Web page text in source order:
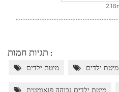
תגיות חמות :
מיטת ילדים מיטת ילדים
מיטת ילדים גבוהה פנאומטית